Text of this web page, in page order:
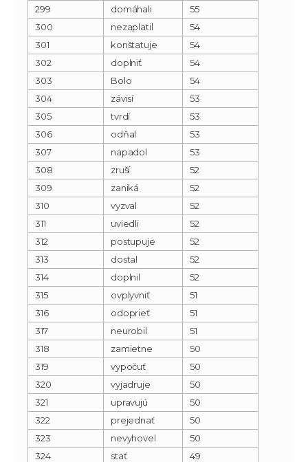
299 domáhali
55
300
nezaplatil
54
301
konštatuje
54
302
doplniť
54
303
Bolo
54
304
závisí
53
305
tvrdí
53
306
odňal
53
307
napadol
53
308
zruší
52
309
zaniká
52
310
vyzval
52
311
uviedli
52
312
postupuje
52
313
dostal
52
314
doplnil
52
315
ovplyvniť
51
316
odoprieť
51
317
neurobil
51
318
zamietne
50
319
vypočuť
50
320
vyjadruje
50
321
upravujú
50
322
prejednať
50
323
nevyhovel
50
324
stať
49